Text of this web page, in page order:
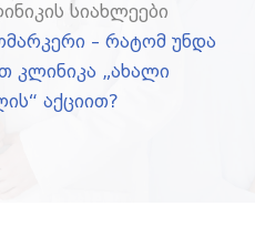
სიახლეები
– რატომ უნდა
კლინიკა „ახალი
აქციით?